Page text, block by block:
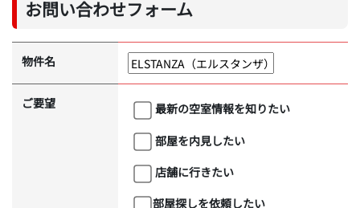
お問い合わせフォーム
物件名
ご要望
最新の空室情報を知りたい
部屋を内見したい
店舗に行きたい
部屋探しを依頼したい